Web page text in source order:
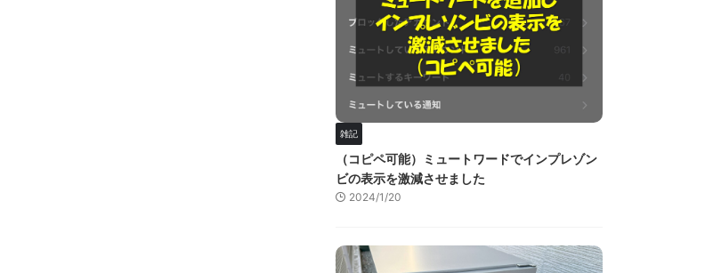
雑記
（コピペ可能）ミュートワードでインプレゾン
ビの表示を激減させました
2024/1/20